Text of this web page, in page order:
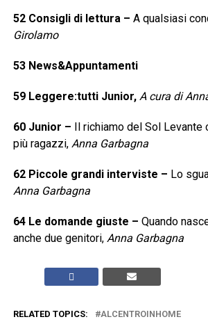
52 Consigli di lettura– A qualsiasi
Girolamo
53 News&Appuntamenti
59 Leggere:tutti Junior, A cura di
60 Junior –
Il richiamo del Sol
più ragazzi, Anna Garbagna
62 Piccole grandi interviste – Lo
Anna Garbagna
64 Le domande giuste – Quando
anche due genitori, Anna Garbagna
RELATED TOPICS: ALCENTROINHOME